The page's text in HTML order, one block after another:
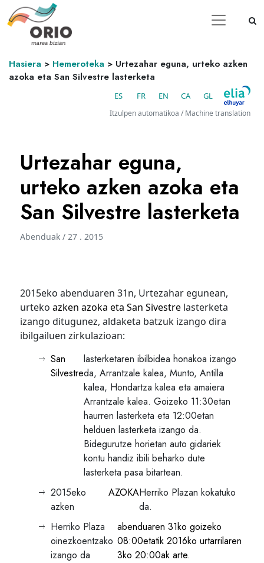
Hasiera > Hemeroteka > Urtezahar eguna, urteko azken
azoka eta San Silvestre lasterketa
ES FR EN CA GL
Itzulpen automatikoa / Machine translation
Urtezahar eguna,
urteko azken azoka eta
San Silvestre lasterketa
Abenduak / 27 . 2015
2015eko abenduaren 31n, Urtezahar egunean,
urtekoazken azoka eta San Sivestre lasterketa
izango ditugunez, aldaketa batzuk izango dira
ibilgailuen zirkulazioan:
San
Silvestre
lasterketaren ibilbidea honakoa izango
da, Arrantzale kalea, Munto, Antilla
kalea, Hondartza kalea eta amaiera
Arrantzale kalea. Goizeko 11:30etan
haurren lasterketa eta 12:00etan
helduen lasterketa izango da.
Bidegurutze horietan auto gidariek
kontu handiz ibili beharko dute
lasterketa pasa bitartean.
2015eko
azken
AZOKAHerriko Plazan kokatuko
da.
Herriko Plaza
oinezkoentzako
izango da
abenduaren 31ko goizeko
08:00etatik 2016ko urtarrilaren
3ko 20:00ak arte.